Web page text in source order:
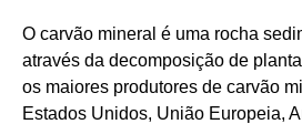
O carvão mineral é uma rocha
através da decomposição de
os maiores produtores de carvão
Estados Unidos, União Europeia,